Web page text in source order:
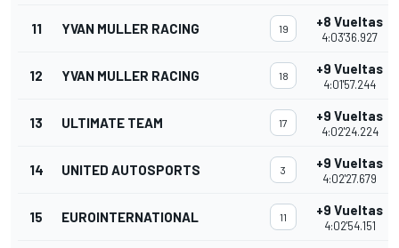
11 YVAN MULLER RACING 19 +8 Vueltas
4:03'36.927
12 YVAN MULLER RACING 18 +9 Vueltas
4:01'57.244
13 ULTIMATE TEAM 17 +9 Vueltas
4:02'24.224
14 UNITED AUTOSPORTS 3 +9 Vueltas
4:02'27.679
15 EUROINTERNATIONAL 11 +9 Vueltas
4:02'54.151